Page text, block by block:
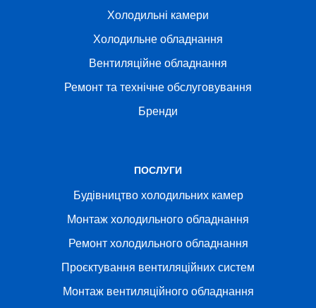
Холодильні камери
Холодильне обладнання
Вентиляційне обладнання
Ремонт та технічне обслуговування
Бренди
ПОСЛУГИ
Будівництво холодильних камер
Монтаж холодильного обладнання
Ремонт холодильного обладнання
Проєктування вентиляційних систем
Монтаж вентиляційного обладнання